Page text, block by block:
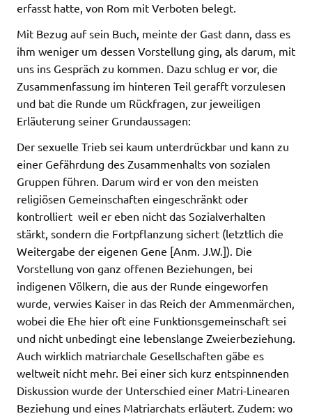
erfasst hatte, von Rom mit Verboten belegt.
Mit Bezug auf sein Buch, meinte der Gast dann, dass es
ihm weniger um dessen Vorstellung ging, als darum, mit
uns ins Gespräch zu kommen. Dazu schlug er vor, die
Zusammenfassung im hinteren Teil gerafft vorzulesen
und bat die Runde um Rückfragen, zur jeweiligen
Erläuterung seiner Grundaussagen:
Der sexuelle Trieb sei kaum unterdrückbar und kann zu
einer Gefährdung des Zusammenhalts von sozialen
Gruppen führen. Darum wird er von den meisten
religiösen Gemeinschaften eingeschränkt oder
kontrolliert  weil er eben nicht das Sozialverhalten
stärkt, sondern die Fortpflanzung sichert (letztlich die
Weitergabe der eigenen Gene [Anm. J.W.]). Die
Vorstellung von ganz offenen Beziehungen, bei
indigenen Völkern, die aus der Runde eingeworfen
wurde, verwies Kaiser in das Reich der Ammenmärchen,
wobei die Ehe hier oft eine Funktionsgemeinschaft sei
und nicht unbedingt eine lebenslange Zweierbeziehung.
Auch wirklich matriarchale Gesellschaften gäbe es
weltweit nicht mehr. Bei einer sich kurz entspinnenden
Diskussion wurde der Unterschied einer Matri-Linearen
Beziehung und eines Matriarchats erläutert. Zudem: wo